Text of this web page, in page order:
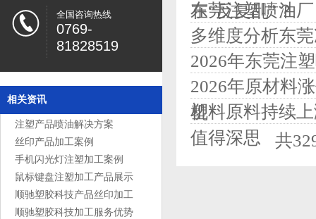
全国咨询热线
0769-
81828519
相关资讯
注塑产品喷油解决方案
丝印产品加工案例
手机闪光灯注塑加工案例
鼠标键盘注塑加工产品展示
顺驰塑胶科技产品丝印加工
服务
顺驰塑胶科技加工服务优势
在“反复乱”？
东莞注塑喷油
多维度分析东
2026年东莞注
2026年原材料
机
塑料原料持续
值得深思
共